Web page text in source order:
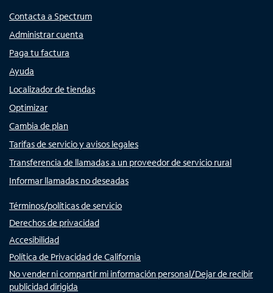
Contacta a Spectrum
Administrar cuenta
Paga tu factura
Ayuda
Localizador de tiendas
Optimizar
Cambia de plan
Tarifas de servicio y avisos legales
Transferencia de llamadas a un proveedor de servicio rural
Informar llamadas no deseadas
Términos/políticas de servicio
Derechos de privacidad
Accesibilidad
Política de Privacidad de California
No vender ni compartir mi información personal/Dejar de recibir
publicidad dirigida